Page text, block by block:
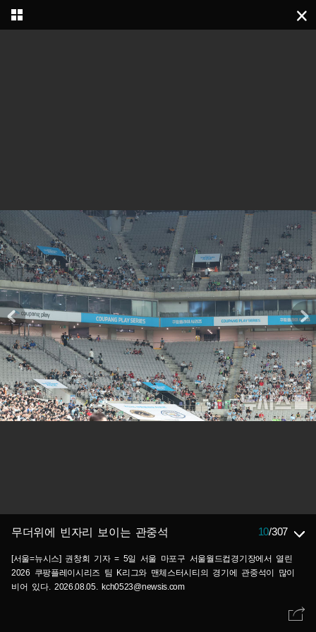
무더위에 빈자리 보이는 관중석 10/307
[서울=뉴시스] 권창회 기자 = 5일 서울 마포구 서울월드컵경기장에서 열린
2026 쿠팡플레이시리즈 팀 K리그와 맨체스터시티의 경기에 관중석이 많이
비어 있다. 2026.08.05. kch0523@newsis.com